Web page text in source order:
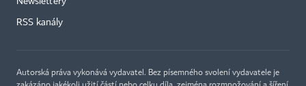
RSS kanály
Autorská práva vykonává vydavatel. Bez písemného svolení vydavatele je